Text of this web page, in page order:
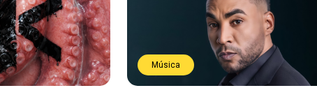
Música